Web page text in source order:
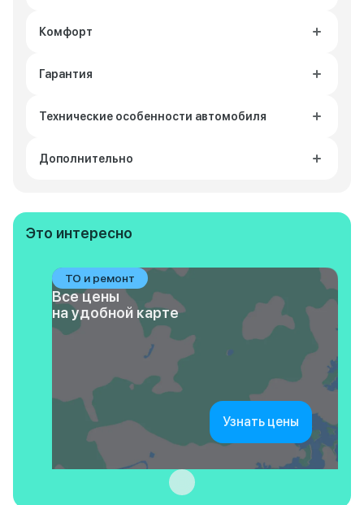
Комфорт
Гарантия
Технические особенности автомобиля
Дополнительно
Это интересно
ТО и ремонт
Все цены
на удобной карте
Узнать цены